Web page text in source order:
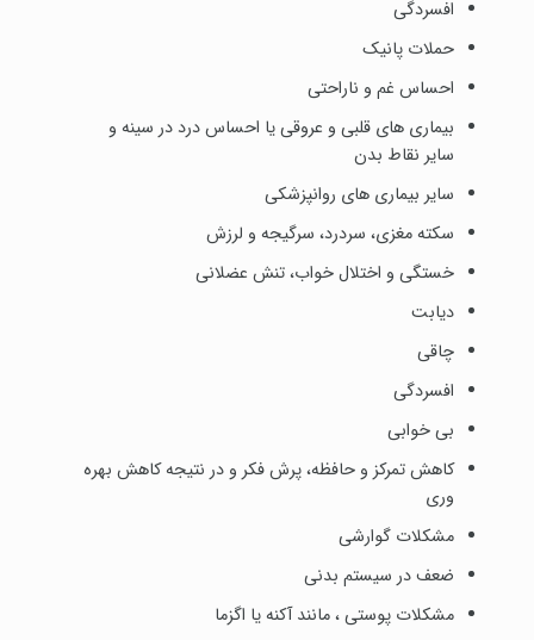
افسردگی
حملات پانیک
احساس غم و ناراحتی
بیماری های قلبی و عروقی یا احساس درد در سینه و
سایر نقاط بدن
سایر بیماری های روانپزشکی
سکته مغزی، سردرد، سرگیجه و لرزش
خستگی و اختلال خواب، تنش عضلانی
دیابت
چاقی
افسردگی
بی خوابی
کاهش تمرکز و حافظه، پرش فکر و در نتیجه کاهش بهره
وری
مشکلات گوارشی
ضعف در سیستم بدنی
مشکلات پوستی ، مانند آکنه یا اگزما